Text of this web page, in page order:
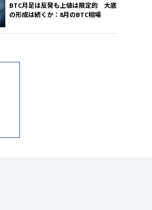
BTC月足は反発も上値は限定的 大底
の形成は続くか：8月のBTC相場